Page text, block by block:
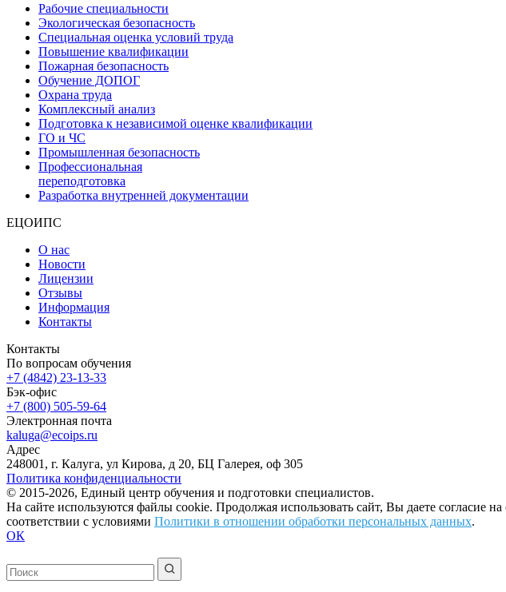
Рабочие специальности
Экологическая безопасность
Специальная оценка условий труда
Повышение квалификации
Пожарная безопасность
Обучение ДОПОГ
Охрана труда
Комплексный анализ
Подготовка к независимой оценке квалификации
ГО и ЧС
Промышленная безопасность
Профессиональная
переподготовка
Разработка внутренней документации
ЕЦОИПС
О нас
Новости
Лицензии
Отзывы
Информация
Контакты
Контакты
По вопросам обучения
+7 (4842) 23-13-33
Бэк-офис
+7 (800) 505-59-64
Электронная почта
kaluga@ecoips.ru
Адрес
248001, г. Калуга, ул Кирова, д 20, БЦ Галерея, оф 305
Политика конфиденциальности
© 2015-2026, Единый центр обучения и подготовки специалистов.
На сайте используются файлы cookie. Продолжая использовать сайт, Вы даете
соответствии с условиями Политики в отношении обработки персональных данных.
ОК